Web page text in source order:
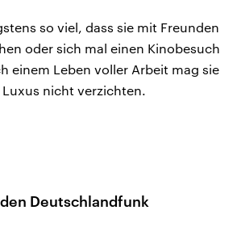
so viel, dass sie mit Freunden
oder sich mal einen Kinobesuch
einem Leben voller Arbeit mag sie
nicht verzichten.
Deutschlandfunk